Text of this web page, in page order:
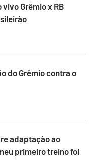
Grêmio x RB
do Grêmio contra o
adaptação ao
primeiro treino foi